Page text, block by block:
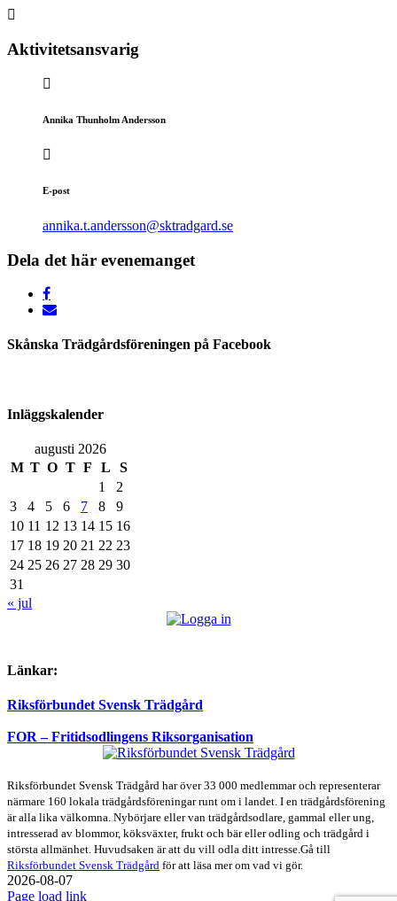
Aktivitetsansvarig
Annika Thunholm Andersson
E-post
annika.t.andersson@sktradgard.se
Dela det här evenemanget
Skånska Trädgårdsföreningen på Facebook
Inläggskalender
augusti 2026
M T O T F L
S
1
2
3
4 5 6 7 8
9
10 11 12 13 14 15 16
17 18 19 20 21 22 23
24 25 26 27 28 29 30
31
« jul
Länkar:
Riksförbundet Svensk Trädgård
FOR – Fritidsodlingens Riksorganisation
Riksförbundet Svensk Trädgård har över 33 000 medlemmar och representerar
närmare 160 lokala trädgårdsföreningar runt om i landet. I en trädgårdsförening
är alla lika välkomna. Nybörjare eller van trädgårdsodlare, gammal eller ung,
intresserad av blommor, köksväxter, frukt och bär eller odling och trädgård i
största allmänhet. Huvudsaken är att du vill odla ditt intresse.Gå till
Riksförbundet Svensk Trädgård för att läsa mer om vad vi gör.
2026-08-07
Page load link